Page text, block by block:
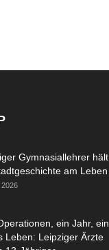
Gymnasiallehrer hält
am Leben
2026
ein Jahr, ein
Leben: Leipziger Ärzte